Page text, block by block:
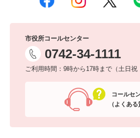
市役所コールセンター
0742-34-1111
ご利用時間：9時から17時まで（土日祝
コールセ
（よくある